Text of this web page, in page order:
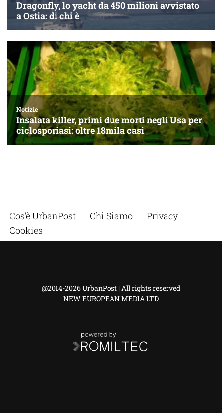
Cos’è UrbanPost Chi Siamo
Privacy
Cookies
@2014-2026 UrbanPost | All rights reserved
NEW EUROPEAN MEDIA LTD